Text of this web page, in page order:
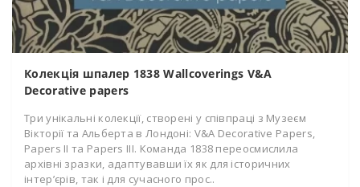
Колекція шпалер 1838 Wallcoverings V&A
Decorative papers
Три унікальні колекції, створені у співпраці з Музеєм
Вікторії та Альберта в Лондоні: V&A Decorative Papers,
Papers II та Papers III. Команда 1838 переосмислила
архівні зразки, адаптувавши їх як для історичних
інтер’єрів, так і для сучасного прос..